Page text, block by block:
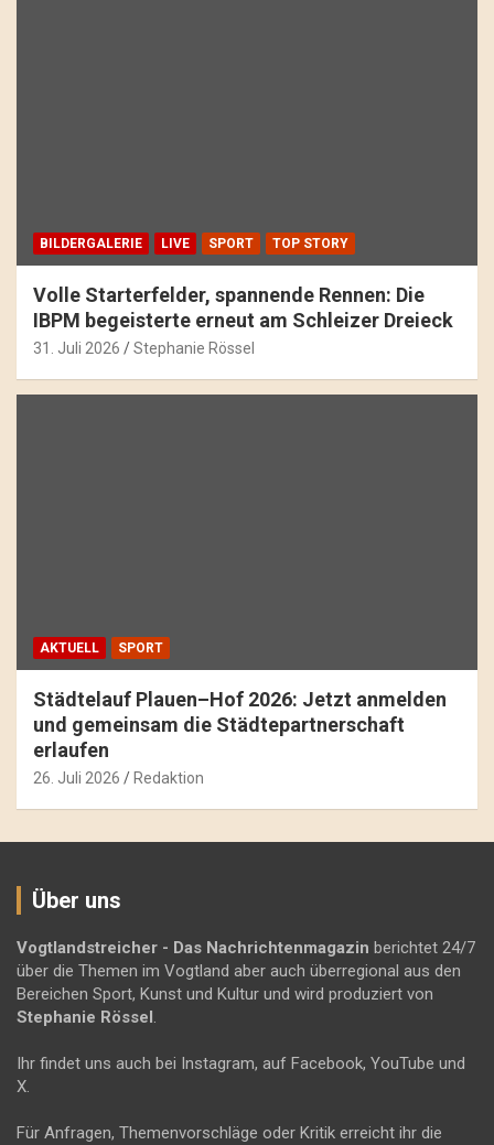
BILDERGALERIE LIVE SPORT TOP STORY
Volle Starterfelder, spannende Rennen: Die
IBPM begeisterte erneut am Schleizer Dreieck
31. Juli 2026 Stephanie Rössel
AKTUELL SPORT
Städtelauf Plauen–Hof 2026: Jetzt anmelden
und gemeinsam die Städtepartnerschaft
erlaufen
26. Juli 2026 Redaktion
Über uns
Vogtlandstreicher - Das Nachrichtenmagazin berichtet 24/7
über die Themen im Vogtland aber auch überregional aus den
Bereichen Sport, Kunst und Kultur und wird produziert von
Stephanie Rössel .
Ihr findet uns auch bei Instagram, auf Facebook, YouTube und
X.
Für Anfragen, Themenvorschläge oder Kritik erreicht ihr die